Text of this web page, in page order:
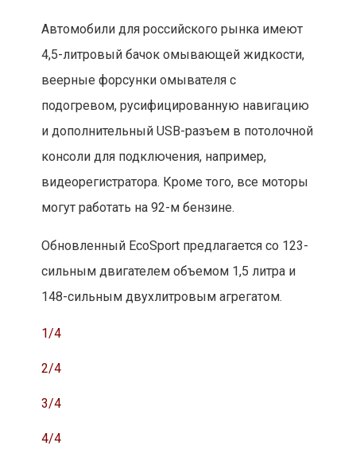
Автомобили для российского рынка имеют
4,5-литровый бачок омывающей жидкости,
веерные форсунки омывателя с
подогревом, русифицированную навигацию
и дополнительный USB-разъем в потолочной
консоли для подключения, например,
видеорегистратора. Кроме того, все моторы
могут работать на 92-м бензине.
Обновленный EcoSport предлагается со 123-
сильным двигателем объемом 1,5 литра и
148-сильным двухлитровым агрегатом.
1/4
2/4
3/4
4/4